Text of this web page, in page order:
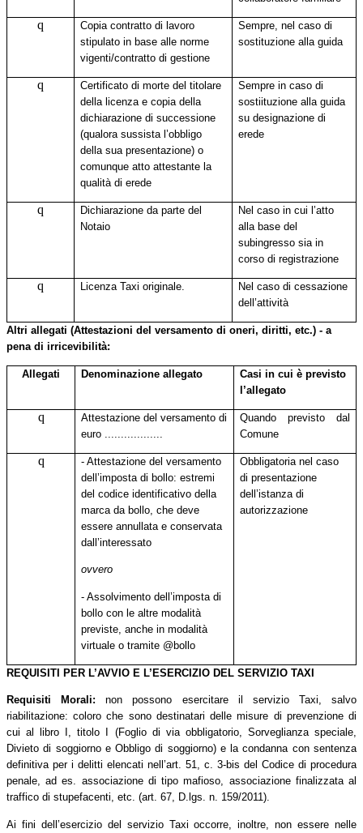
q
Copia contratto di lavoro
stipulato in base alle norme
vigenti/contratto di gestione
Sempre, nel caso di
sostituzione alla guida
q
Certificato di morte del titolare
della licenza ecopia della
dichiarazione di successione
(qualora sussista l’obbligo
della sua presentazione) o
comunque atto attestante la
qualità di erede
Sempre in caso di
sostiituzione alla guida
su designazione di
erede
q
Dichiarazione da parte del
Notaio
Nel caso in cui l’atto
alla base del
subingresso sia in
corso di registrazione
q Licenza Taxi originale.
Nel caso di cessazione
dell’attività
Altri allegati (Attestazioni del versamento di oneri, diritti, etc.) - a
pena di irricevibilità:
Allegati Denominazione allegato
Casi in cui è previsto
l’allegato
q
Attestazione del versamento di
euro ..................
Quando previsto dal
Comune
q
- Attestazione del versamento
dell’imposta di bollo: estremi
del codice identificativo della
marca da bollo, che deve
essere annullata e conservata
dall’interessato
ovvero
- Assolvimento dell’imposta di
bollo con le altre modalità
previste, anche in modalità
virtuale o tramite @bollo
Obbligatoria nel caso
di presentazione
dell’istanza di
autorizzazione
REQUISITI PER L’AVVIO E L’ESERCIZIO DEL SERVIZIO TAXI
Requisiti Morali: non possono esercitare il servizio Taxi, salvo
riabilitazione: coloro che sono destinatari delle misure di prevenzione di
cui al libro I, titolo I (Foglio di via obbligatorio, Sorveglianza speciale,
Divieto di soggiorno e Obbligo di soggiorno) e la condanna con sentenza
definitiva per i delitti elencati nell’art. 51, c. 3-bis del Codice di procedura
penale, ad es. associazione di tipo mafioso, associazione finalizzata al
traffico di stupefacenti, etc. (art. 67, D.lgs. n. 159/2011).
Ai fini dell’esercizio del servizio Taxi occorre, inoltre, non essere nelle